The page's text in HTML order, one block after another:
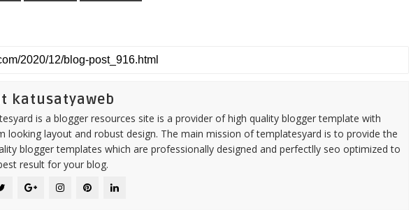
katusatyaweb
is a blogger resources site is a provider of high quality blogger template with
looking layout and robust design. The main mission of templatesyard is to provide the
blogger templates which are professionally designed and perfectlly seo optimized to
result for your blog.